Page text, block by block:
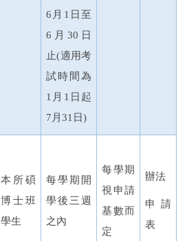
6 月 1 日至
6 月 30 日
止(適用考
試時間為
1 月 1 日起
7 月31 日)
本所碩
博士班
學生
每學期開
學後三週
之內
每學期
視申請
基數而
定
辦法
申請
表